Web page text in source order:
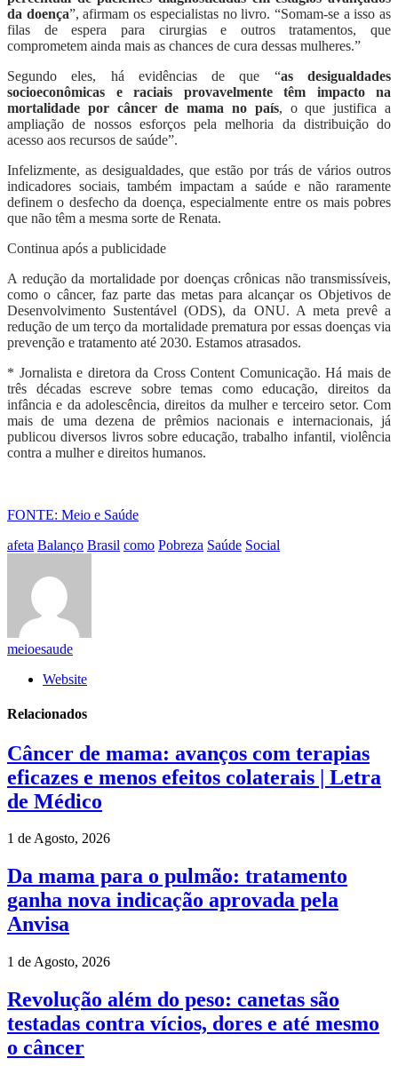
da doença”, afirmam os especialistas no livro. “Somam-se a isso as
filas de espera para cirurgias e outros tratamentos, que
comprometem ainda mais as chances de cura dessas mulheres.”
Segundo eles, há evidências de que “as desigualdades
socioeconômicas e raciais provavelmente têm impacto na
mortalidade por câncer de mama no país, o que justifica a
ampliação de nossos esforços pela melhoria da distribuição do
acesso aos recursos de saúde”.
Infelizmente, as desigualdades, que estão por trás de vários outros
indicadores sociais, também impactam a saúde e não raramente
definem o desfecho da doença, especialmente entre os mais pobres
que não têm a mesma sorte de Renata.
Continua após a publicidade
A redução da mortalidade por doenças crônicas não transmissíveis,
como o câncer, faz parte das metas para alcançar os Objetivos de
Desenvolvimento Sustentável (ODS), da ONU. A meta prevê a
redução de um terço da mortalidade prematura por essas doenças via
prevenção e tratamento até 2030. Estamos atrasados.
* Jornalista e diretora da Cross Content Comunicação. Há mais de
três décadas escreve sobre temas como educação, direitos da
infância e da adolescência, direitos da mulher e terceiro setor. Com
mais de uma dezena de prêmios nacionais e internacionais, já
publicou diversos livros sobre educação, trabalho infantil, violência
contra a mulher e direitos humanos.
FONTE: Meio e Saúde
afeta Balanço Brasil como Pobreza Saúde Social
meioesaude
Website
Relacionados
Câncer de mama: avanços com terapias
eficazes e menos efeitos colaterais | Letra
de Médico
1 de Agosto, 2026
Da mama para o pulmão: tratamento
ganha nova indicação aprovada pela
Anvisa
1 de Agosto, 2026
Revolução além do peso: canetas são
testadas contra vícios, dores e até mesmo
o câncer